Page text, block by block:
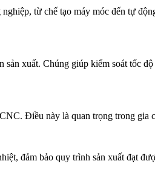
từ chế tạo máy móc đến tự
xuất. Chúng giúp kiểm soát tốc
Điều này là quan trọng trong gia
đảm bảo quy trình sản xuất đạt